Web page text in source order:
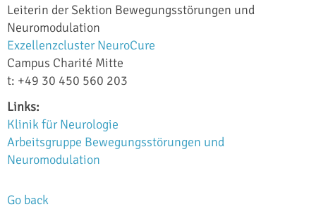
Leiterin der Sektion Bewegungsstörungen und
Neuromodulation
Exzellenzcluster NeuroCure
Campus Charité Mitte
t: +49 30 450 560 203
Links:
Klinik für Neurologie
Arbeitsgruppe Bewegungsstörungen und
Neuromodulation
Go back